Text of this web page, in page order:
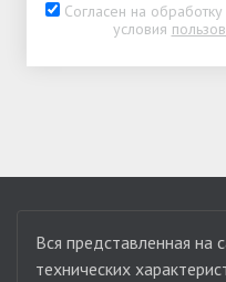
Согласен на
условия
Вся представленная на
технических